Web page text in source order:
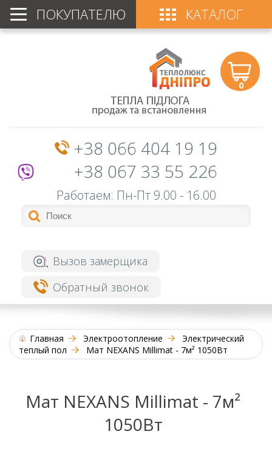
ПОКУПАТЕЛЮ КАТАЛОГ
+38 066 404 19 19
+38 067 33 55 226
Работаем: Пн-Пт 9.00 - 16.00
0
Вызов замерщика
Обратный звонок
Главная Электроотопление
Электрический
теплый пол
Мат NEXANS Millimat - 7м² 1050Вт
Мат NEXANS Millimat - 7м²
1050Вт